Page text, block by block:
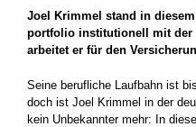
Joel Krimmel stand in
portfolio institutionell mit der
arbeitet er für den
Seine berufliche Laufbahn ist
doch ist Joel Krimmel in der
kein Unbekannter mehr: In